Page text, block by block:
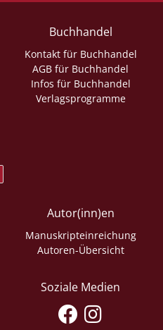
Buchhandel
Kontakt für Buchhandel
AGB für Buchhandel
Infos für Buchhandel
Verlagsprogramme
Autor(inn)en
Manuskripteinreichung
Autoren-Übersicht
Soziale Medien